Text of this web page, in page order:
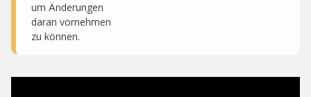
um Änderungen
daran vornehmen
zu können.